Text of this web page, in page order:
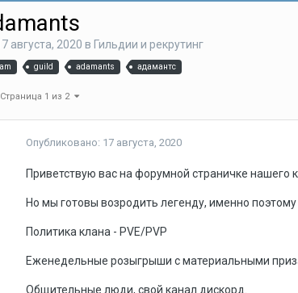
августа, 2020 в Гильдии и рекрутинг
guild adamants адамантс
Страница 1 из 2
Опубликовано: 17 августа, 2020
Приветствую вас на форумной страничке
Но мы готовы возродить легенду, именно
Политика клана - PVE/PVP
Еженедельные розыгрыши с материальными
Общительные люди, свой канал дискорд.